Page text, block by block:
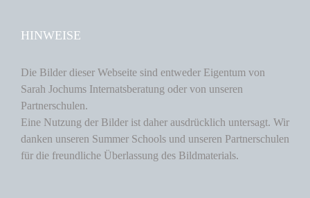
HINWEISE
Die Bilder dieser Webseite sind entweder Eigentum von
Sarah Jochums Internatsberatung oder von unseren
Partnerschulen.
Eine Nutzung der Bilder ist daher ausdrücklich untersagt. Wir
danken unseren Summer Schools und unseren Partnerschulen
für die freundliche Überlassung des Bildmaterials.